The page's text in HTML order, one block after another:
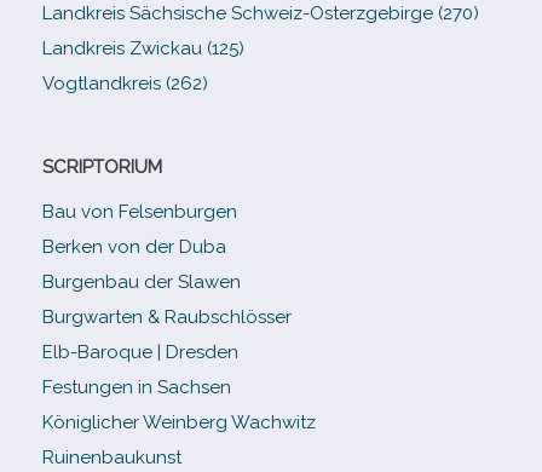
Landkreis Sächsische Schweiz-​Osterzgebirge (270)
Landkreis Zwickau (125)
Vogtlandkreis (262)
SCRIPTORIUM
Bau von Felsenburgen
Berken von der Duba
Burgenbau der Slawen
Burgwarten & Raubschlösser
Elb-​Baroque | Dresden
Festungen in Sachsen
Königlicher Weinberg Wachwitz
Ruinenbaukunst